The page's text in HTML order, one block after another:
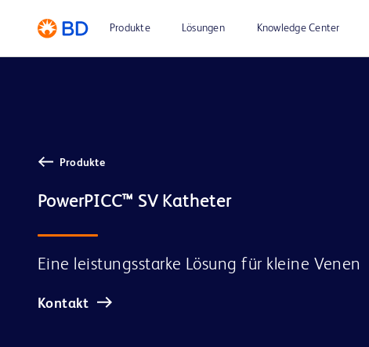
Produkte Lösungen Knowledge Center
Produkte
PowerPICC™ SV Katheter
Eine leistungsstarke Lösung für kleine Venen
Kontakt